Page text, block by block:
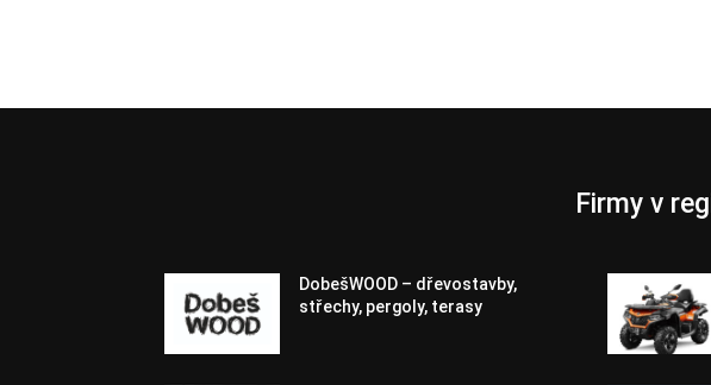
Firmy v
DobešWOOD – dřevostavby,
střechy, pergoly, terasy